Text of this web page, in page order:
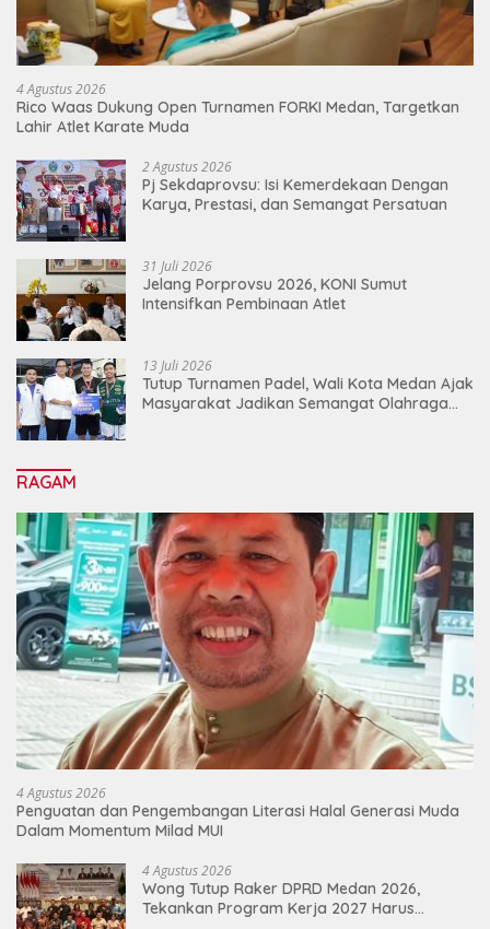
4 Agustus 2026
Rico Waas Dukung Open Turnamen FORKI Medan, Targetkan
Lahir Atlet Karate Muda
2 Agustus 2026
Pj Sekdaprovsu: Isi Kemerdekaan Dengan
Karya, Prestasi, dan Semangat Persatuan
31 Juli 2026
Jelang Porprovsu 2026, KONI Sumut
Intensifkan Pembinaan Atlet
13 Juli 2026
Tutup Turnamen Padel, Wali Kota Medan Ajak
Masyarakat Jadikan Semangat Olahraga
RAGAM
4 Agustus 2026
Penguatan dan Pengembangan Literasi Halal Generasi Muda
Dalam Momentum Milad MUI
4 Agustus 2026
Wong Tutup Raker DPRD Medan 2026,
Tekankan Program Kerja 2027 Harus